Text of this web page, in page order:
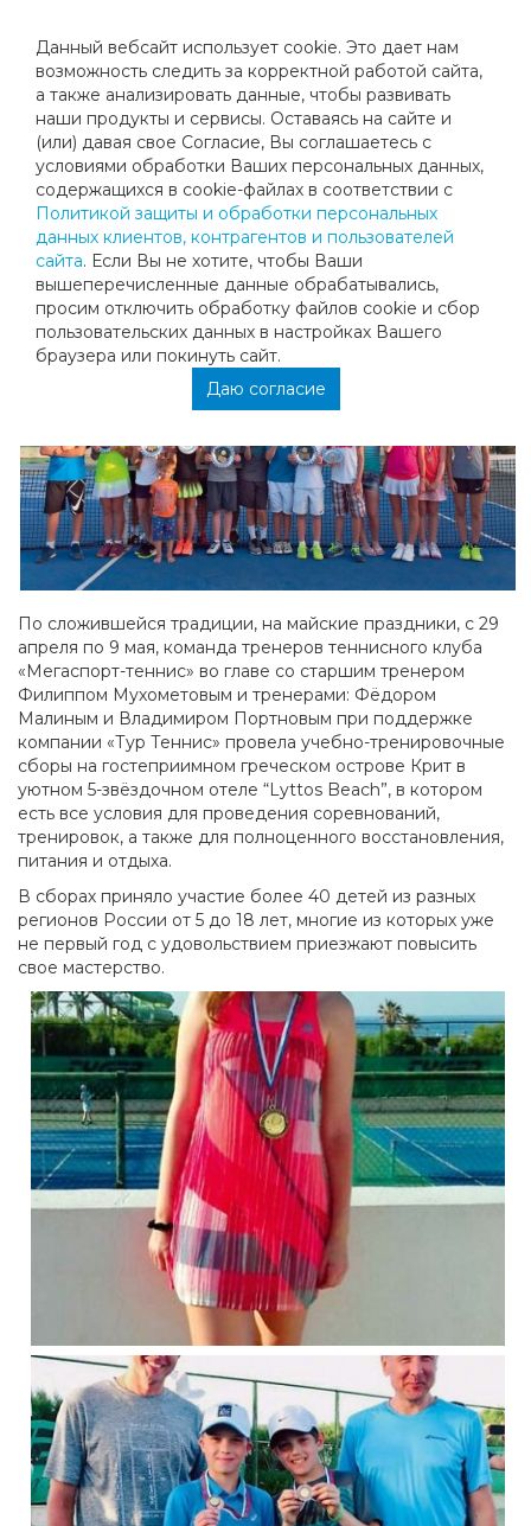
Данный вебсайт использует cookie. Это дает нам
возможность следить за корректной работой сайта,
а также анализировать данные, чтобы развивать
наши продукты и сервисы. Оставаясь на сайте и
(или) давая свое Согласие, Вы соглашаетесь с
условиями обработки Ваших персональных данных,
содержащихся в cookie-файлах в соответствии с
Политикой защиты и обработки персональных
данных клиентов, контрагентов и пользователей
сайта. Если Вы не хотите, чтобы Ваши
вышеперечисленные данные обрабатывались,
просим отключить обработку файлов cookie и сбор
пользовательских данных в настройках Вашего
браузера или покинуть сайт.
Даю согласие
ТЕННИСНЫЙ КЛУБ «МЕГАСПОРТ» НА
МАЙСКИХ СБОРАХ И ТУРНИРАХ В
ГРЕЦИИ
По сложившейся традиции, на майские праздники, с 29
апреля по 9 мая, команда тренеров теннисного клуба
«Мегаспорт-теннис» во главе со старшим тренером
Филиппом Мухометовым и тренерами: Фёдором
Малиным и Владимиром Портновым при поддержке
компании «Тур Теннис» провела учебно-тренировочные
сборы на гостеприимном греческом острове Крит в
уютном 5-звёздочном отеле “Lyttos Beach”, в котором
есть все условия для проведения соревнований,
тренировок, а также для полноценного восстановления,
питания и отдыха.
В сборах приняло участие более 40 детей из разных
регионов России от 5 до 18 лет, многие из которых уже
не первый год с удовольствием приезжают повысить
свое мастерство.